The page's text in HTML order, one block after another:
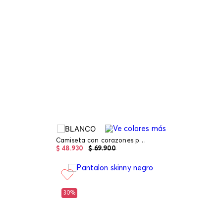
Camiseta con corazones para girl
$ 69.900
$ 48.930
30%